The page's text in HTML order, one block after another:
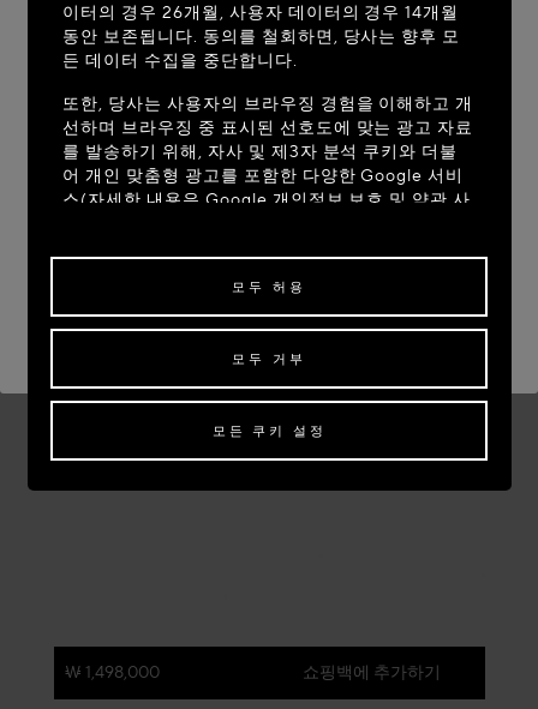
MAISON-ALAIA.COM에 오신 것을 환영
합니다
현재 계신 국가가 다음 국가로 보입니다: United
States. 위치 정보를 업데이트하시겠습니까?
다른 국가로 배송을 원하신다면,배송지를 선택해 주세요.
₩ 1,498,000 쇼핑백에 추가하기
이터의 경우 26개월, 사용자 데이터의 경우 14개월
동안 보존됩니다. 동의를 철회하면, 당사는 향후 모
든 데이터 수집을 중단합니다.
또한, 당사는 사용자의 브라우징 경험을 이해하고 개
선하며 브라우징 중 표시된 선호도에 맞는 광고 자료
를 발송하기 위해, 자사 및 제3자 분석 쿠키와 더불
어 개인 맞춤형 광고를 포함한 다양한 Google 서비
스(자세한 내용은 Google 개인정보 보호 및 약관 사
일부 또는 모든 쿠키에 대한 동의를 수정하거나 철회
의 "쿠키 및 자동으로 수집하는 정보" 섹션을 참조
하여 자세히 알아보십시오.
모든 쿠키의 사용에 동의하시려면 "모두 허용"을 클
릭하십시오.
"모두 거부"를 클릭하시면 기술 쿠키만 사용하는 데
모두 허용
모두 거부
모든 쿠키 설정